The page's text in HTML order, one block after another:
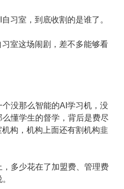
习室，到底收割的是谁了。
室这场闹剧，差不多能够看
没那么智能的AI学习机，没
懂学生的督学，背后是费尽
构，机构上面还有割机构韭
多少花在了加盟费、管理费